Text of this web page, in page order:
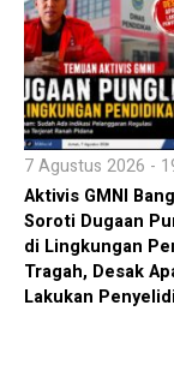
7 Agustus 2026 -
Aktivis GMNI
Soroti Dugaan
di Lingkungan
Tragah, Desak
Lakukan